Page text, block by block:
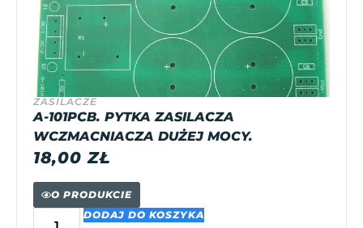
ZASILACZE
A-101PCB. PYTKA ZASILACZA
WCZMACNIACZA DUŻEJ MOCY.
18,00ZŁ
O PRODUKCIE
DODAJ DO KOSZYKA